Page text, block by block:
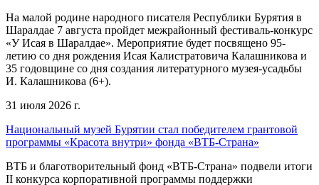
На малой родине народного писателя Республики Бурятия в
Шаралдае 7 августа пройдет межрайонный фестиваль-конкурс
«У Исая в Шаралдае». Мероприятие будет посвящено 95-
летию со дня рождения Исая Калистратовича Калашникова и
35 годовщине со дня создания литературного музея-усадьбы
И. Калашникова (6+).
31 июля 2026 г.
Национальный музей Бурятии стал победителем грантовой
программы «Красота внутри» фонда «ВТБ-Страна»
ВТБ и благотворительный фонд «ВТБ-Страна» подвели итоги
II конкурса корпоративной программы поддержки